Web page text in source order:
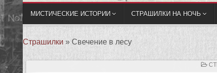
МИСТИЧЕСКИЕ ИСТОРИИ СТРАШИЛКИ НА НОЧЬ
Страшилки » Свечение в лесу